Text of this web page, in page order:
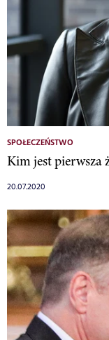
SPOŁECZEŃSTWO
Kim jest pierwsza
20.07.2020